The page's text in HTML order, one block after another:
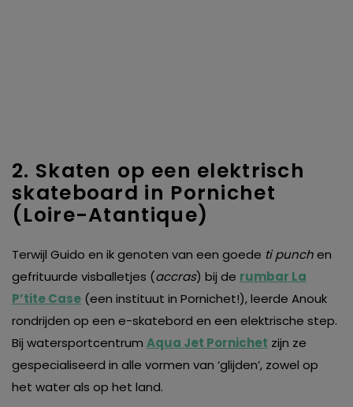
2. Skaten op een elektrisch
skateboard in Pornichet
(Loire-Atantique)
Terwijl Guido en ik genoten van een goede ti punchen
gefrituurde visballetjes (accras) bij de rumbar La
P’tite Case (een instituut in Pornichet!), leerde Anouk
rondrijden op een e-skatebord en een elektrische step.
Bij watersportcentrum Aqua Jet Pornichet zijn ze
gespecialiseerd in alle vormen van ‘glijden’, zowel op
het water als op het land.